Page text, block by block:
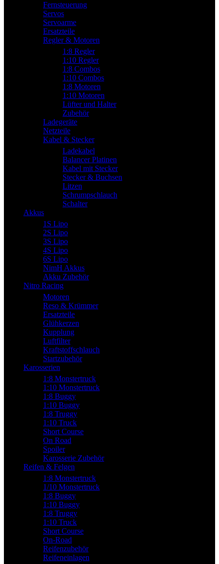
Fernsteuerung
Servos
Servoarme
Ersatzteile
Regler & Motoren
1:8 Regler
1:10 Regler
1:8 Combos
1:10 Combos
1:8 Motoren
1:10 Motoren
Lüfter und Halter
Zubehör
Ladegeräte
Netzteile
Kabel & Stecker
Ladekabel
Balancer Platinen
Kabel mit Stecker
Stecker & Buchsen
Litzen
Schrumpschlauch
Schalter
Akkus
1S Lipo
2S Lipo
3S Lipo
4S Lipo
6S Lipo
NimH Akkus
Akku Zubehör
Nitro Racing
Motoren
Reso & Krümmer
Ersatzteile
Glühkerzen
Kupplung
Luftfilter
Kraftstoffschlauch
Startzubehör
Karosserien
1:8 Monstertruck
1:10 Monstertruck
1:8 Buggy
1:10 Buggy
1:8 Truggy
1:10 Truck
Short Course
On Road
Spoiler
Karosserie Zubehör
Reifen & Felgen
1:8 Monstertruck
1/10 Monstertruck
1:8 Buggy
1:10 Buggy
1:8 Truggy
1:10 Truck
Short Course
On-Road
Reifenzubehör
Reifeneinlagen